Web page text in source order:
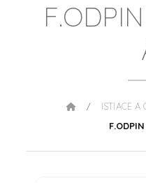
/ ISTIACE A